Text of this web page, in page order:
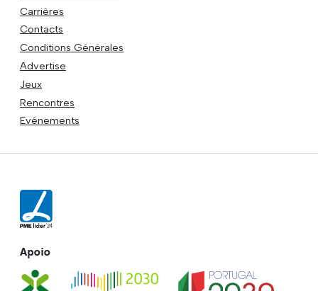
Carrières
Contacts
Conditions Générales
Advertise
Jeux
Rencontres
Evénements
Apoio